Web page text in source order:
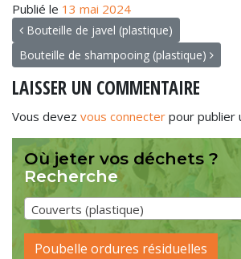
Publié le 13 mai 2024
NAVIGATION
Bouteille de javel (plastique)
Bouteille de shampooing (plastique)
LAISSER UN COMMENTAIRE
Vous devez vous connecter pour publier
Où jeter vos déchets ?
Recherche
Couverts (plastique)
Poubelle ordures résiduelles